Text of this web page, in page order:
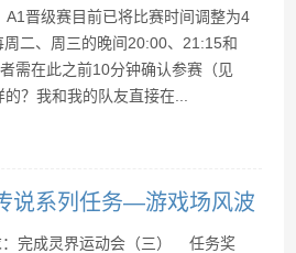
以及词缀属性
单
及词缀属性
A1晋级赛目前已将比赛时间调整为4
二、周三的晚间20:00、21:15和
需在此之前10分钟确认参赛（见
？我和我的队友直接在...
说系列任务—游戏场风波
完成灵界运动会（三） 任务奖